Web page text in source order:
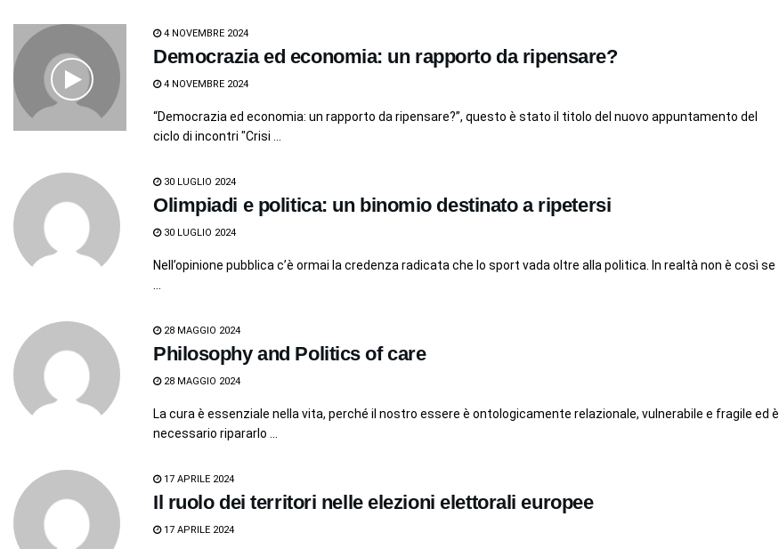
4 NOVEMBRE 2024
Democrazia ed economia: un rapporto da ripensare?
4 NOVEMBRE 2024
“Democrazia ed economia: un rapporto da ripensare?”, questo è stato il titolo del nuovo appuntamento del
ciclo di incontri "Crisi ...
30 LUGLIO 2024
Olimpiadi e politica: un binomio destinato a ripetersi
30 LUGLIO 2024
Nell’opinione pubblica c’è ormai la credenza radicata che lo sport vada oltre alla politica. In realtà non è così se
28 MAGGIO 2024
Philosophy and Politics of care
28 MAGGIO 2024
La cura è essenziale nella vita, perché il nostro essere è ontologicamente relazionale, vulnerabile e fragile ed è
necessario ripararlo ...
17 APRILE 2024
Il ruolo dei territori nelle elezioni elettorali europee
17 APRILE 2024